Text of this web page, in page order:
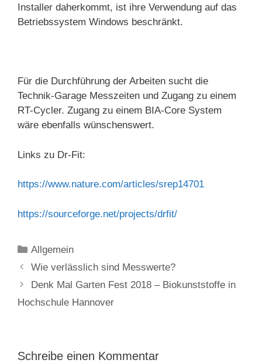
Installer daherkommt, ist ihre Verwendung auf das
Betriebssystem Windows beschränkt.
Für die Durchführung der Arbeiten sucht die
Technik-Garage Messzeiten und Zugang zu einem
RT-Cycler. Zugang zu einem BIA-Core System
wäre ebenfalls wünschenswert.
Links zu Dr-Fit:
https://www.nature.com/articles/srep14701
https://sourceforge.net/projects/drfit/
Kategorien
Allgemein
Wie verlässlich sind Messwerte?
Denk Mal Garten Fest 2018 – Biokunststoffe in
Hochschule Hannover
Schreibe einen Kommentar